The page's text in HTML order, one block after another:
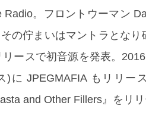
。フロントウーマン
の佇まいはマントラとな
ースで初音源を発表。
)に JPEGMAFIA もリリー
and Other Fillers』をリリ